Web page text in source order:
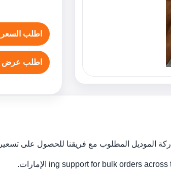
اطلب
اطلب عرض